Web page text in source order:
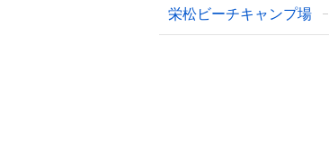
栄松ビーチキャンプ場